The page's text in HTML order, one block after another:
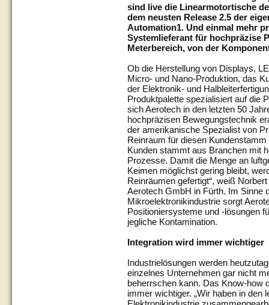
sind live die Linearmotortische
dem neusten Release 2.5 der
Automation1. Und einmal mehr
Systemlieferant für hochpräzise
Meterbereich, von der
Ob die Herstellung von Displays,
Micro- und Nano-Produktion, das
der Elektronik- und
Produktpalette spezialisiert auf die
sich Aerotech in den letzten 50
hochpräzisen Bewegungstechnik
der amerikanische Spezialist von
Reinraum für diesen
Kunden stammt aus Branchen mit
Prozesse. Damit die Menge an
Keimen möglichst gering bleibt,
Reinräumen gefertigt“, weiß
Aerotech GmbH in Fürth. Im Sinne
Mikroelektronikindustrie sorgt
Positioniersysteme und -lösungen
jegliche Kontamination.
Integration wird immer wichtiger
Industrielösungen werden
einzelnes Unternehmen gar nicht
beherrschen kann. Das Know-how
immer wichtiger. „Wir haben in den